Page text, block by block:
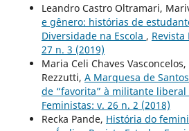
Leandro Castro Oltramari,
e gênero: histórias de
Diversidade na Escola , Revista
27 n. 3 (2019)
Maria Celi Chaves
Rezzutti, A Marquesa de
de “favorita” à militante liberal
Feministas: v. 26 n. 2 (2018)
Recka Pande, História do